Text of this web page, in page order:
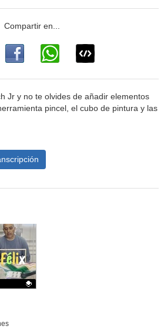
Jr y no te olvides de añadir elementos
pincel, el cubo de pintura y las